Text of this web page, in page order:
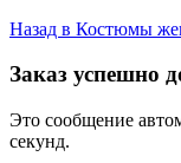
Назад в Костюмы
Заказ успешно
Это сообщение
секунд.